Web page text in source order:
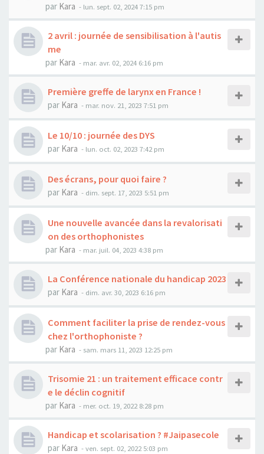
par Kara - lun. sept. 02, 2024 7:15 pm
2 avril : journée de sensibilisation à l'autis
me
par Kara - mar. avr. 02, 2024 6:16 pm
Première greffe de larynx en France !
par Kara - mar. nov. 21, 2023 7:51 pm
Le 10/10 : journée des DYS
par Kara - lun. oct. 02, 2023 7:42 pm
Des écrans, pour quoi faire ?
par Kara - dim. sept. 17, 2023 5:51 pm
Une nouvelle avancée dans la revalorisati
on des orthophonistes
par Kara - mar. juil. 04, 2023 4:38 pm
La Conférence nationale du handicap 2023
par Kara - dim. avr. 30, 2023 6:16 pm
Comment faciliter la prise de rendez-vous
chez l'orthophoniste ?
par Kara - sam. mars 11, 2023 12:25 pm
Trisomie 21 : un traitement efficace contr
e le déclin cognitif
par Kara - mer. oct. 19, 2022 8:28 pm
Handicap et scolarisation ? #Jaipasecole
par Kara -ven. sept. 02, 2022 5:03 pm